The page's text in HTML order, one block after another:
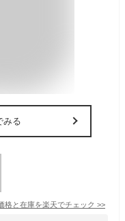
みる
格と在庫を楽天でチェック >>